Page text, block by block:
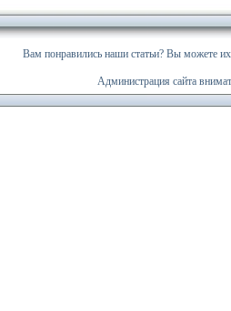
Вам понравились наши статьи? Вы можете их
Администрация сайта